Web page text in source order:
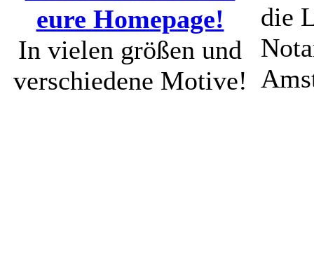
eure Homepage!
In vielen größen und
verschiedene Motive!
die